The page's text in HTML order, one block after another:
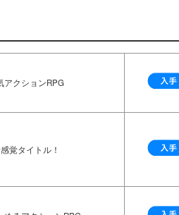
アクションRPG
覚タイトル！